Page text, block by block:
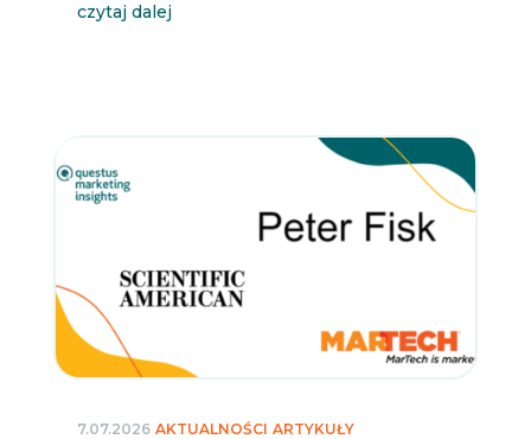
czytaj dalej
7.07.2026 AKTUALNOŚCI ARTYKUŁY